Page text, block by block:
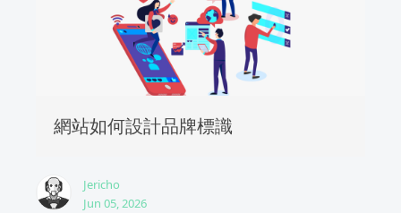
網站如何設計品牌標識
Jericho
Jun 05, 2026